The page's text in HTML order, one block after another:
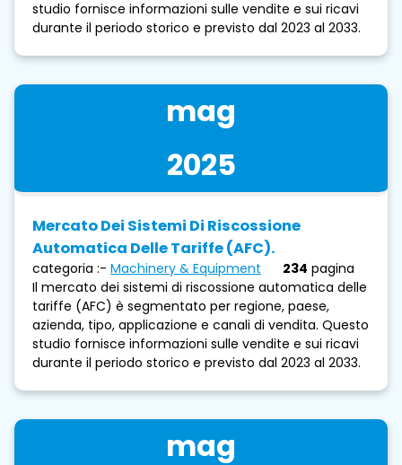
studio fornisce informazioni sulle vendite e sui ricavi
durante il periodo storico e previsto dal 2023 al 2033.
mag
2025
Mercato Dei Sistemi Di Riscossione
Automatica Delle Tariffe (AFC).
categoria :- Machinery & Equipment 234 pagina
Il mercato dei sistemi di riscossione automatica delle
tariffe (AFC) è segmentato per regione, paese,
azienda, tipo, applicazione e canali di vendita. Questo
studio fornisce informazioni sulle vendite e sui ricavi
durante il periodo storico e previsto dal 2023 al 2033.
mag